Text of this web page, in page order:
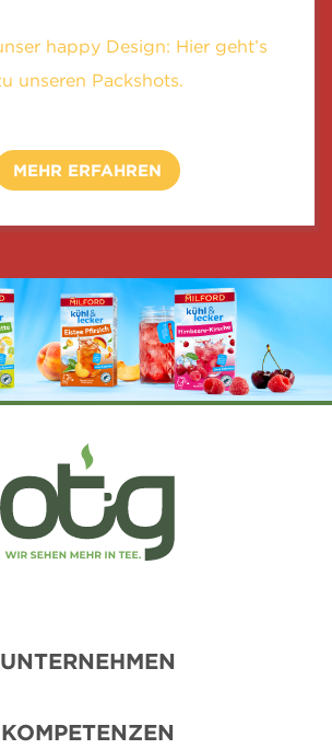
happy Design: Hier geht’s
unseren Packshots.
MEHR ERFAHREN
UNTERNEHMEN
KOMPETENZEN